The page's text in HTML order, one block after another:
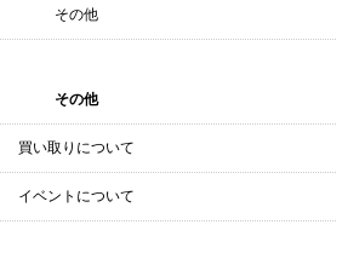
その他
その他
買い取りについて
イベントについて